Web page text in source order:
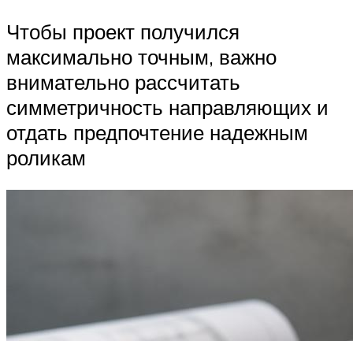
Чтобы проект получился
максимально точным, важно
внимательно рассчитать
симметричность направляющих и
отдать предпочтение надежным
роликам